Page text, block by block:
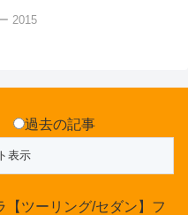
2015
過去の記事
【ツーリング/セダン】フ